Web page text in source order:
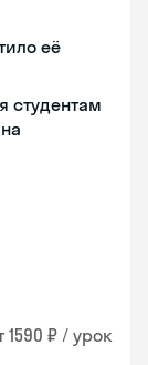
её
студентам
1590 ₽ / урок